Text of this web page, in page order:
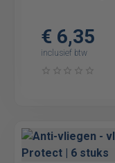
€ 6,35
inclusief btw